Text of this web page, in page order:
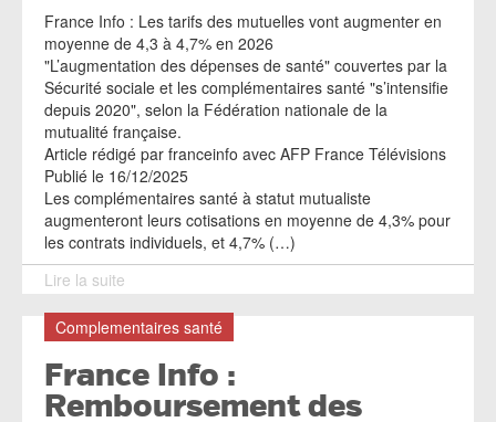
France Info : Les tarifs des mutuelles vont augmenter en
moyenne de 4,3 à 4,7% en 2026
"L’augmentation des dépenses de santé" couvertes par la
Sécurité sociale et les complémentaires santé "s’intensifie
depuis 2020", selon la Fédération nationale de la
mutualité française.
Article rédigé par franceinfo avec AFP France Télévisions
Publié le 16/12/2025
Les complémentaires santé à statut mutualiste
augmenteront leurs cotisations en moyenne de 4,3% pour
les contrats individuels, et 4,7% (…)
Lire la suite
Complementaires santé
France Info :
Remboursement des